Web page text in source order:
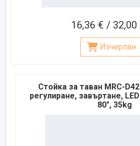
16,36 € / 32,00
Изчерпан
Стойка за таван MRC-
регулиране, завъртане,
80", 35kg